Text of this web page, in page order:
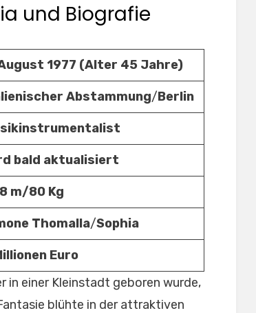
und Biografie
1977 (Alter 45 Jahre)
Abstammung/Berlin
bald aktualisiert
m/80 Kg
Thomalla/Sophia
Euro
in einer Kleinstadt geboren wurde,
blühte in der attraktiven